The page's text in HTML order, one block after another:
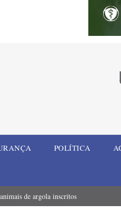
POLÍTICA
de argola inscritos